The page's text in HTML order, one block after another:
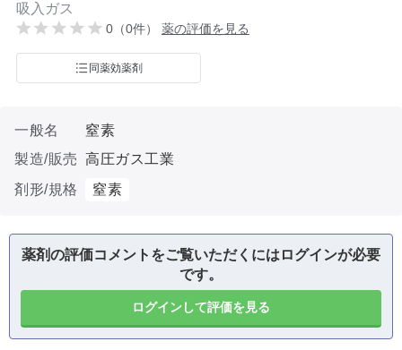
吸入ガス
0（0件） 薬の評価を見る
同薬効薬剤
一般名
窒素
製造/販売 高圧ガス工業
剤形/規格
窒素
薬剤の評価コメントをご覧いただくにはログインが必要
です。
ログインして評価を見る